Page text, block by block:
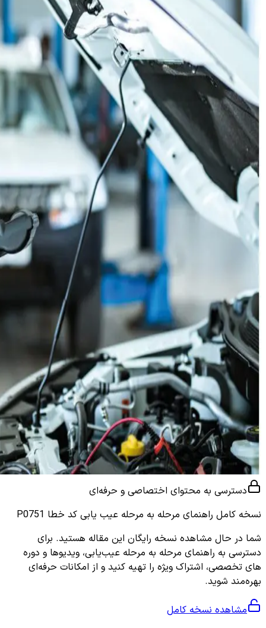
دسترسی به محتوای اختصاصی و حرفه‌ای
نسخه کامل راهنمای مرحله به مرحله عیب یابی کد خطا P0751
شما در حال مشاهده نسخه رایگان این مقاله هستید. برای
دسترسی به راهنمای مرحله به مرحله عیب‌یابی، ویدیوها و دوره
های تخصصی، اشتراک ویژه را تهیه کنید و از امکانات حرفه‌ای
بهره‌مند شوید.
مشاهده نسخه کامل